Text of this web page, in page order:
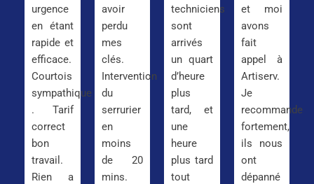
urgence
en étant
rapide et
efficace.
Courtois
sympathique
. Tarif
correct
bon
travail.
Rien a
avoir
perdu
mes
clés.
Intervention
du
serrurier
en
moins
de 20
mins.
techniciens
sont
arrivés
un quart
d’heure
plus
tard, et
une
heure
plus tard
tout
et moi
avons
fait
appel à
Artiserv.
Je
recommande
fortement,
ils nous
ont
dépanné